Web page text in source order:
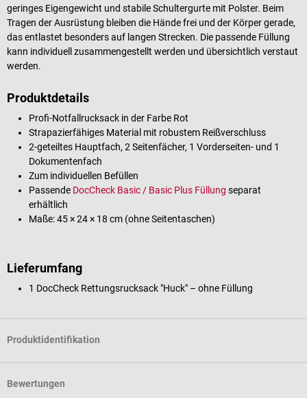
geringes Eigengewicht und stabile Schultergurte mit Polster. Beim
Tragen der Ausrüstung bleiben die Hände frei und der Körper gerade,
das entlastet besonders auf langen Strecken. Die passende Füllung
kann individuell zusammengestellt werden und übersichtlich verstaut
werden.
Produktdetails
Profi-Notfallrucksack in der Farbe Rot
Strapazierfähiges Material mit robustem Reißverschluss
2-geteiltes Hauptfach, 2 Seitenfächer, 1 Vorderseiten- und 1
Dokumentenfach
Zum individuellen Befüllen
Passende DocCheck Basic / Basic Plus Füllung separat
erhältlich
Maße: 45 × 24 × 18 cm (ohne Seitentaschen)
Lieferumfang
1 DocCheck Rettungsrucksack "Huck" – ohne Füllung
Produktidentifikation
Bewertungen